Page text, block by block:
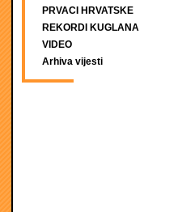
PRVACI HRVATSKE
REKORDI KUGLANA
VIDEO
Arhiva vijesti